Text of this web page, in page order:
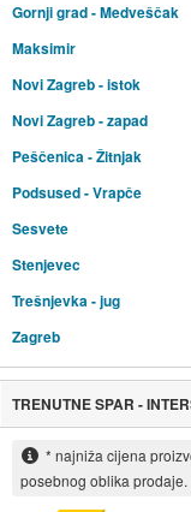
Gornji grad - Medveščak
Maksimir
Novi Zagreb - istok
Novi Zagreb - zapad
Peščenica - Žitnjak
Podsused - Vrapče
Sesvete
Stenjevec
Trešnjevka - jug
Zagreb
TRENUTNE SPAR -
* najniža cijena
posebnog oblika prodaje.